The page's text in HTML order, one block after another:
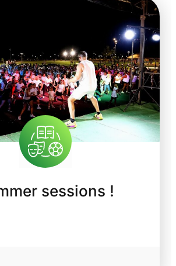
sessions !